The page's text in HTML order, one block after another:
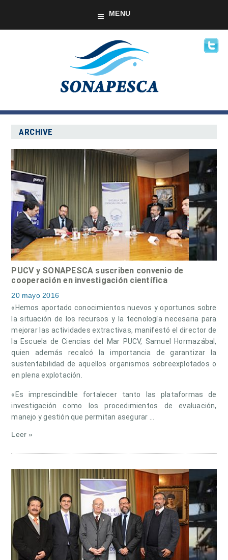
MENU
ARCHIVE
PUCV y SONAPESCA suscriben convenio de
cooperación en investigación científica
20 mayo 2016
«Hemos aportado conocimientos nuevos y oportunos sobre
la situación de los recursos y la tecnología necesaria para
mejorar las actividades extractivas, manifestó el director de
la Escuela de Ciencias del Mar PUCV, Samuel Hormazábal,
quien además recalcó la importancia de garantizar la
sustentabilidad de aquellos organismos sobreexplotados o
en plena explotación.
«Es imprescindible fortalecer tanto las plataformas de
investigación como los procedimientos de evaluación,
manejo y gestión que permitan asegurar …
Leer »